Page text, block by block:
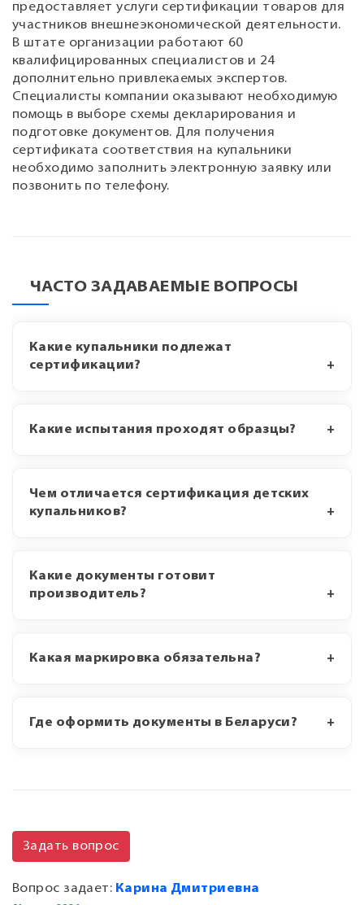
предоставляет услуги сертификации товаров для
участников внешнеэкономической деятельности.
В штате организации работают 60
квалифицированных специалистов и 24
дополнительно привлекаемых экспертов.
Специалисты компании оказывают необходимую
помощь в выборе схемы декларирования и
подготовке документов. Для получения
сертификата соответствия на купальники
необходимо заполнить электронную заявку или
позвонить по телефону.
ЧАСТО ЗАДАВАЕМЫЕ ВОПРОСЫ
Какие купальники подлежат
сертификации?
Какие испытания проходят образцы?
Чем отличается сертификация детских
купальников?
Какие документы готовит
производитель?
Какая маркировка обязательна?
Где оформить документы в Беларуси?
Задать вопрос
Вопрос задает: Карина Дмитриевна